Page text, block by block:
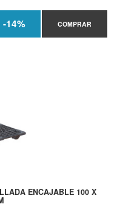
-14% COMPRAR
ENCAJABLE 100 X